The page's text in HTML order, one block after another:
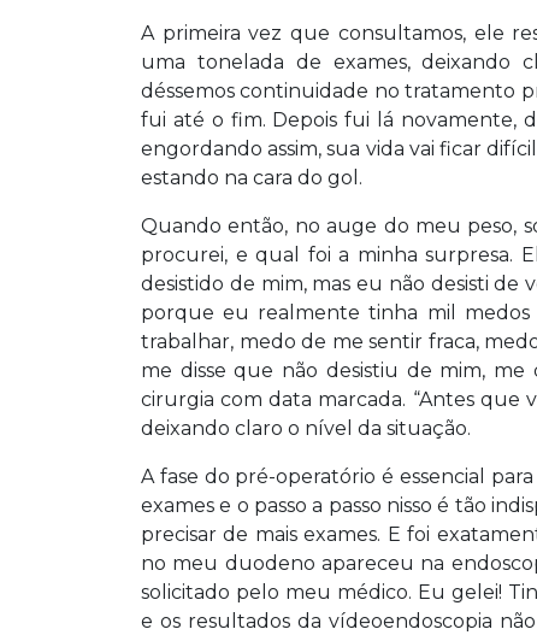
A primeira vez que consultamos, ele
uma tonelada de exames, deixando
déssemos continuidade no tratamento
fui até o fim. Depois fui lá novamente,
engordando assim, sua vida vai ficar
estando na cara do gol.
Quando então, no auge do meu peso,
procurei, e qual foi a minha surpresa.
desistido de mim, mas eu não desisti de
porque eu realmente tinha mil medos
trabalhar, medo de me sentir fraca,
me disse que não desistiu de mim,
cirurgia com data marcada. “Antes que
deixando claro o nível da situação.
A fase do pré-operatório é essencial
exames e o passo a passo nisso é tão
precisar de mais exames. E foi
no meu duodeno apareceu na
solicitado pelo meu médico. Eu gelei!
e os resultados da vídeoendoscopia